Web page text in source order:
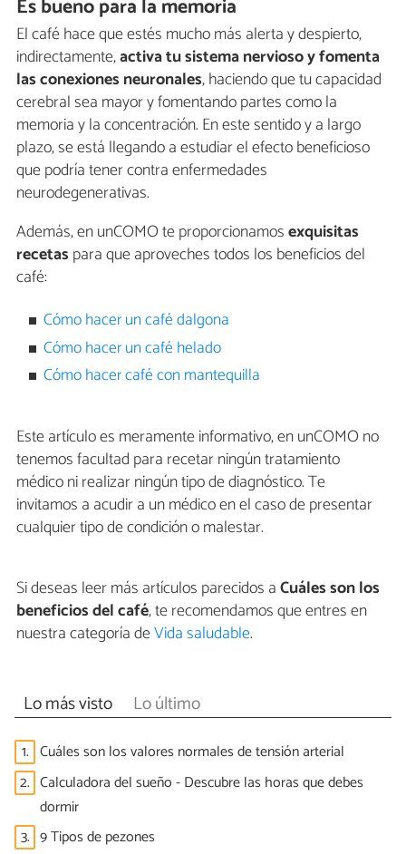
Es bueno para la memoria
El café hace que estés mucho más alerta y despierto,
indirectamente,activa tu sistema nervioso y fomenta
las conexiones neuronales, haciendo que tu capacidad
cerebral sea mayor y fomentando partes como la
memoria y la concentración. En este sentido y a largo
plazo, se está llegando a estudiar el efecto beneficioso
que podría tener contra enfermedades
neurodegenerativas.
Además, en unCOMO te proporcionamosexquisitas
recetas para que aproveches todos los beneficios del
café:
Cómo hacer un café dalgona
Cómo hacer un café helado
Cómo hacer café con mantequilla
Este artículo es meramente informativo, en unCOMO no
tenemos facultad para recetar ningún tratamiento
médico ni realizar ningún tipo de diagnóstico. Te
invitamos a acudir a un médico en el caso de presentar
cualquier tipo de condición o malestar.
Si deseas leer más artículos parecidos aCuáles son los
beneficios del café, te recomendamos que entres en
nuestra categoría deVida saludable.
Lo más visto Lo último
1. Cuáles son los valores normales de tensión arterial
2. Calculadora del sueño - Descubre las horas que debes
dormir
3. 9 Tipos de pezones